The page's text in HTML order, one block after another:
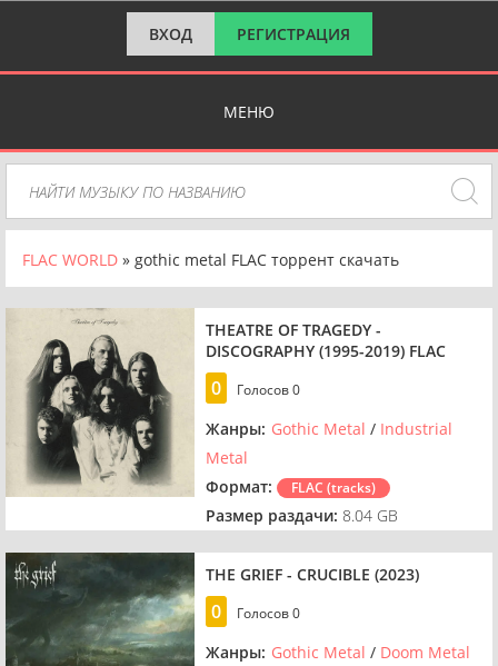
ВХОД РЕГИСТРАЦИЯ
МЕНЮ
FLAC WORLD » gothic metal FLAC торрент скачать
THEATRE OF TRAGEDY -
DISCOGRAPHY (1995-2019) FLAC
0 Голосов0
Жанры: Gothic Metal / Industrial
Metal
Формат:
FLAC (tracks)
Размер раздачи: 8.04 GB
THE GRIEF - CRUCIBLE (2023)
0 Голосов0
Жанры: Gothic Metal / Doom Metal